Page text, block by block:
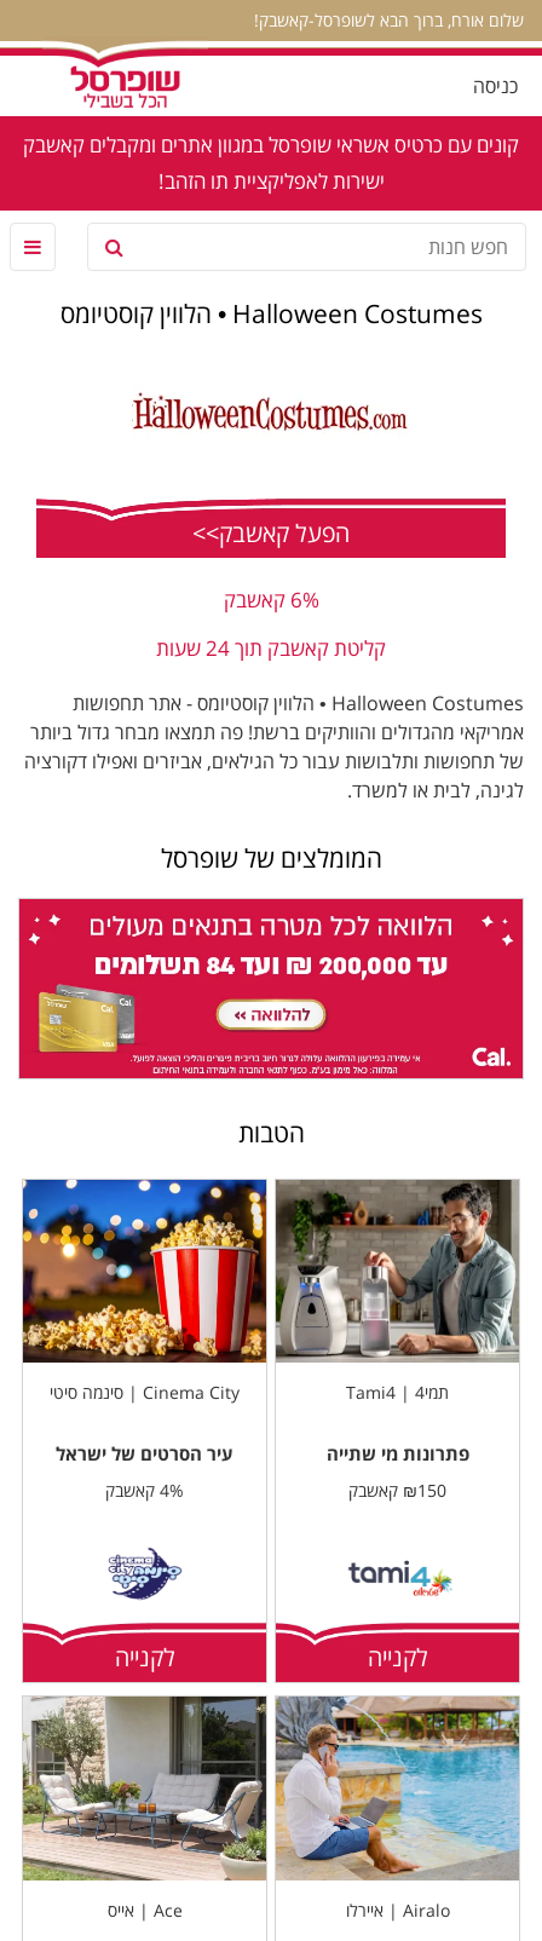
שלום אורח, ברוך הבא לשופרסל-קאשבק!
כניסה
קונים עם כרטיס אשראי שופרסל במגוון אתרים ומקבלים קאשבק
ישירות לאפליקציית תו הזהב!
Halloween Costumes • הלווין קוסטיומס
הפעל קאשבק>>
6% קאשבק
קליטת קאשבק תוך 24 שעות
Halloween Costumes • הלווין קוסטיומס - אתר תחפושות
אמריקאי מהגדולים והוותיקים ברשת! פה תמצאו מבחר גדול ביותר
של תחפושות ותלבושות עבור כל הגילאים, אביזרים ואפילו דקורציה
לגינה, לבית או למשרד.
המומלצים של שופרסל
הטבות
תמי4 | Tami4
פתרונות מי שתייה
₪150 קאשבק
לקנייה
Cinema City | סינמה סיטי
עיר הסרטים של ישראל
4% קאשבק
לקנייה
Airalo | איירלו Ace | אייס